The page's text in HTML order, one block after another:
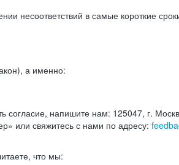
несоответствий в самые короткие
а именно:
согласие, напишите нам: 125047, г.
или свяжитесь с нами по адресу:
что мы: